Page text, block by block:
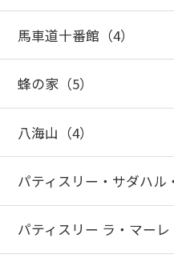
馬車道十番館 （4）
蜂の家（5）
八海山 （4）
パティスリー・サダハル
パティスリー ラ・マー